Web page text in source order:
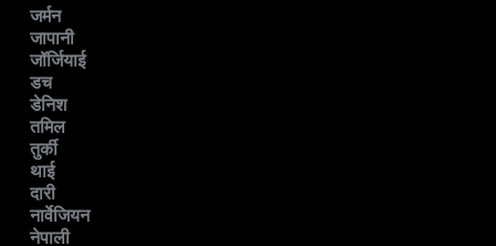
जर्मन
जापानी
जॉर्जियाई
डच
डेनिश
तमिल
तुर्की
थाई
दारी
नार्वेजियन
नेपाली